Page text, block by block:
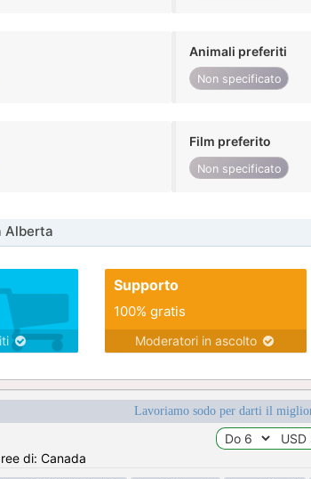
Animali preferiti
Non specificato
Film preferito
Non specificato
Alberta
Supporto
100% gratis
Moderatori in ascolto
Lavoriamo sodo per darti il
di: Canada